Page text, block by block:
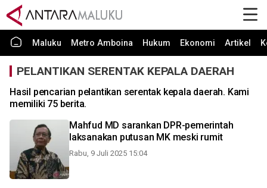
Maluku Metro Amboina Hukum Ekonomi Artikel
PELANTIKAN SERENTAK KEPALA DAERAH
Hasil pencarian pelantikan serentak kepala daerah. Kami
memiliki 75 berita.
Mahfud MD sarankan DPR-pemerintah
laksanakan putusan MK meski rumit
Rabu, 9 Juli 2025 15:04